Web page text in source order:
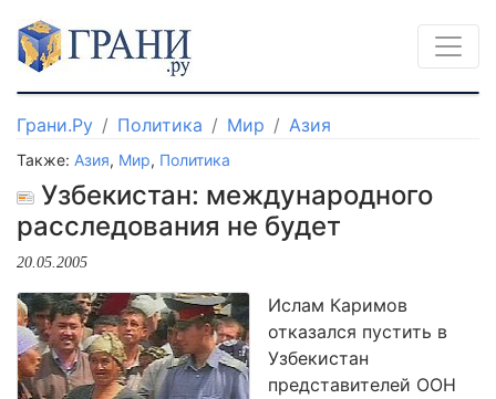
Грани.Ру Политика Мир Азия
Также: Азия, Мир, Политика
Узбекистан: международного
расследования не будет
20.05.2005
Ислам Каримов
отказался пустить в
Узбекистан
представителей ООН